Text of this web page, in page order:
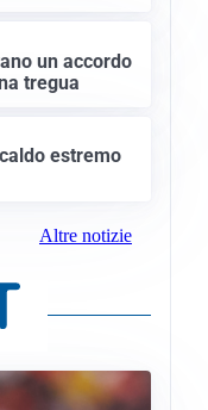
un accordo
tregua
estremo
Altre notizie